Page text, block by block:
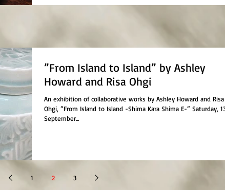
”From Island to Island” by Ashley
Howard and Risa Ohgi
An exhibition of collaborative works by Ashley Howard and Risa
Ohgi, ”From Island to Island -Shima Kara Shima E-” Saturday,
September...
1 2 3